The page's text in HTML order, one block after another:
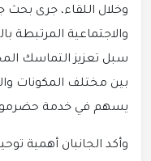
وخلال اللقاء، جرى
والاجتماعية المرتبطة
سبل تعزيز التماسك
بين مختلف المكونات
يسهم في خدمة حضرموت
وأكد الجانبان أهمية